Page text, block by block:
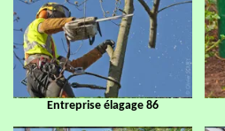
Entreprise élagage 86